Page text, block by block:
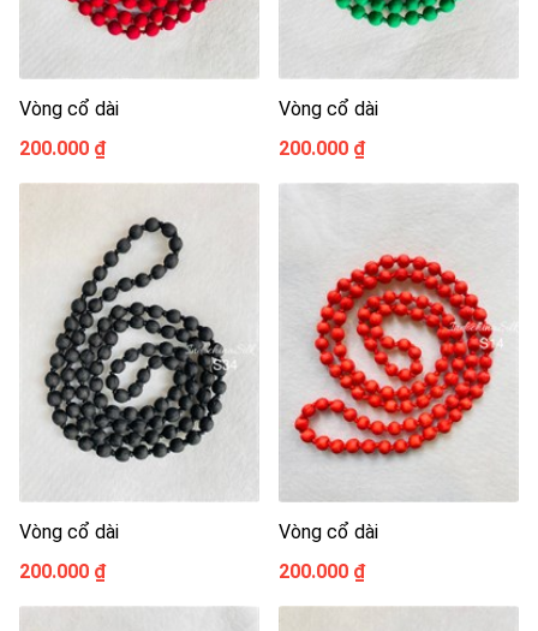
Vòng cổ dài
200.000 ₫
Vòng cổ dài
200.000 ₫
Vòng cổ dài
200.000 ₫
Vòng cổ dài
200.000 ₫